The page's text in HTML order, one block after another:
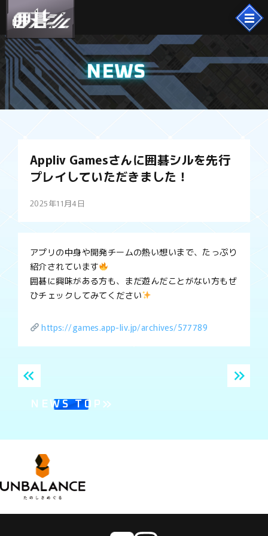
NEWS
Appliv Gamesさんに囲碁シルを先行
プレイしていただきました！
2025年11月4日
アプリの中身や開発チームの熱い想いまで、たっぷり
紹介されています
囲碁に興味がある方も、まだ遊んだことがない方もぜ
ひチェックしてみてください
https://games.app-liv.jp/archives/577789
NEWS TOP